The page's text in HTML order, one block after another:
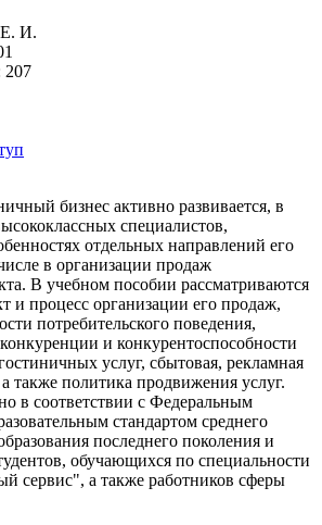
И.
207
бизнес активно развивается, в
специалистов,
отдельных направлений его
в организации продаж
В учебном пособии рассматриваются
и процесс организации его продаж,
потребительского поведения,
и конкурентоспособности
услуг, сбытовая, рекламная
также политика продвижения услуг.
в соответствии с Федеральным
стандартом среднего
последнего поколения и
обучающихся по специальности
сервис", а также работников сферы